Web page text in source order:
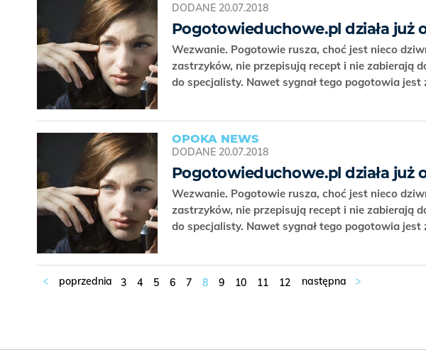
DODANE 20.07.2018
Pogotowieduchowe.pl działa już
Wezwanie. Pogotowie rusza, choć jest nieco
zastrzyków, nie przepisują recept i nie zabierają
do specjalisty. Nawet sygnał tego pogotowia jest
OPOKA NEWS
DODANE 20.07.2018
Pogotowieduchowe.pl działa już
Wezwanie. Pogotowie rusza, choć jest nieco
zastrzyków, nie przepisują recept i nie zabierają
do specjalisty. Nawet sygnał tego pogotowia jest
3 4 5 6 7 8 9 10 11 12